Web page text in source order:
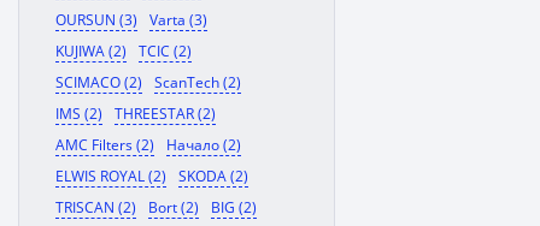
OURSUN (3)
Varta (3)
KUJIWA (2)
TCIC (2)
SCIMACO (2)
ScanTech (2)
IMS (2)
THREESTAR (2)
AMC Filters (2)
Начало (2)
ELWIS ROYAL (2)
SKODA (2)
TRISCAN (2)
Bort (2)
BIG (2)